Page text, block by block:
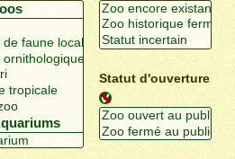
Statut d'ouverture